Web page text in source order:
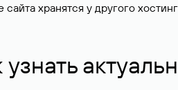
сайта хранятся у другого
узнать